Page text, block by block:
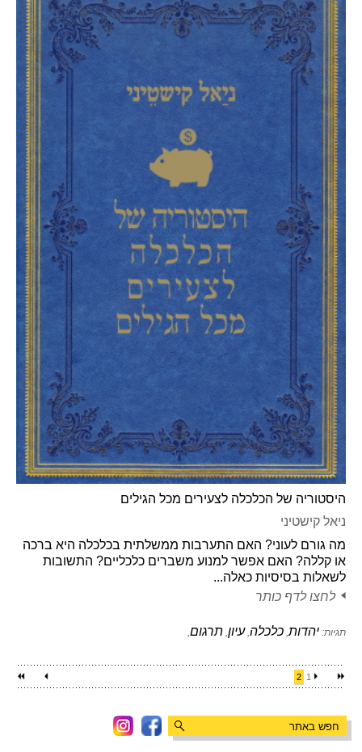
היסטוריה של הכלכלה לצעירים מכל הגילים
ניאל קישטיני
מה גורם לעוני? האם התערבות ממשלתית בכלכלה היא ברכה
או קללה? האם אפשר למנוע משברים כלכליים? התשובות
לשאלות בסיסיות כאלה...
לחצו לדף כותר
תגיות: יהדות, כלכלה,עיון, תרגום,
1
2